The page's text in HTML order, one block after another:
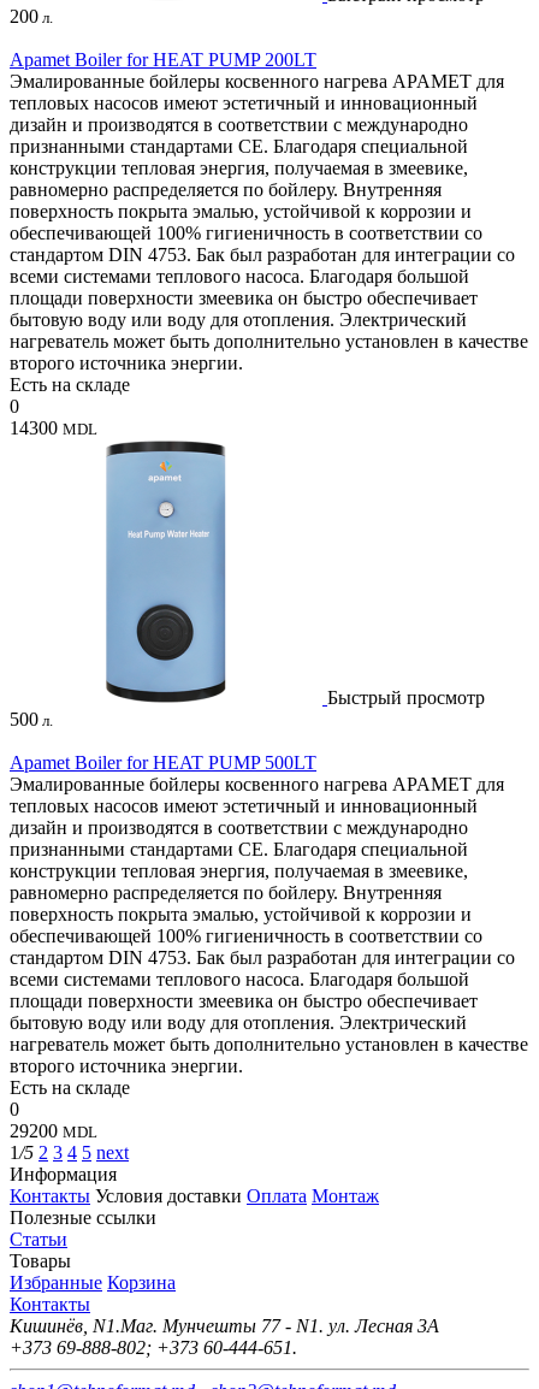
200 л.
Apamet Boiler for HEAT PUMP 200LT
Эмалированные бойлеры косвенного нагрева APAMET для
тепловых насосов имеют эстетичный и инновационный
дизайн и производятся в соответствии с международно
признанными стандартами CE. Благодаря специальной
конструкции тепловая энергия, получаемая в змеевике,
равномерно распределяется по бойлеру. Внутренняя
поверхность покрыта эмалью, устойчивой к коррозии и
обеспечивающей 100% гигиеничность в соответствии со
стандартом DIN 4753. Бак был разработан для интеграции со
всеми системами теплового насоса. Благодаря большой
площади поверхности змеевика он быстро обеспечивает
бытовую воду или воду для отопления. Электрический
нагреватель может быть дополнительно установлен в качестве
второго источника энергии.
Есть на складе
0
14300 MDL
Быстрый просмотр
500 л.
Apamet Boiler for HEAT PUMP 500LT
Эмалированные бойлеры косвенного нагрева APAMET для
тепловых насосов имеют эстетичный и инновационный
дизайн и производятся в соответствии с международно
признанными стандартами CE. Благодаря специальной
конструкции тепловая энергия, получаемая в змеевике,
равномерно распределяется по бойлеру. Внутренняя
поверхность покрыта эмалью, устойчивой к коррозии и
обеспечивающей 100% гигиеничность в соответствии со
стандартом DIN 4753. Бак был разработан для интеграции со
всеми системами теплового насоса. Благодаря большой
площади поверхности змеевика он быстро обеспечивает
бытовую воду или воду для отопления. Электрический
нагреватель может быть дополнительно установлен в качестве
второго источника энергии.
Есть на складе
0
29200 MDL
1/5 2 3 4 5 next
Информация
Контакты Условия доставки Оплата Монтаж
Полезные ссылки
Статьи
Товары
Избранные Корзина
Контакты
Кишинёв, N1.Маг. Мунчешты 77 - N1. ул. Лесная 3А
+373 69-888-802; +373 60-444-651.